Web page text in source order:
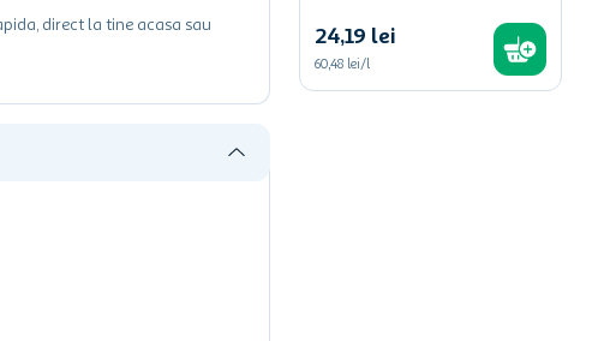
direct la tine acasa sau
24,19 lei
60,48 lei/l